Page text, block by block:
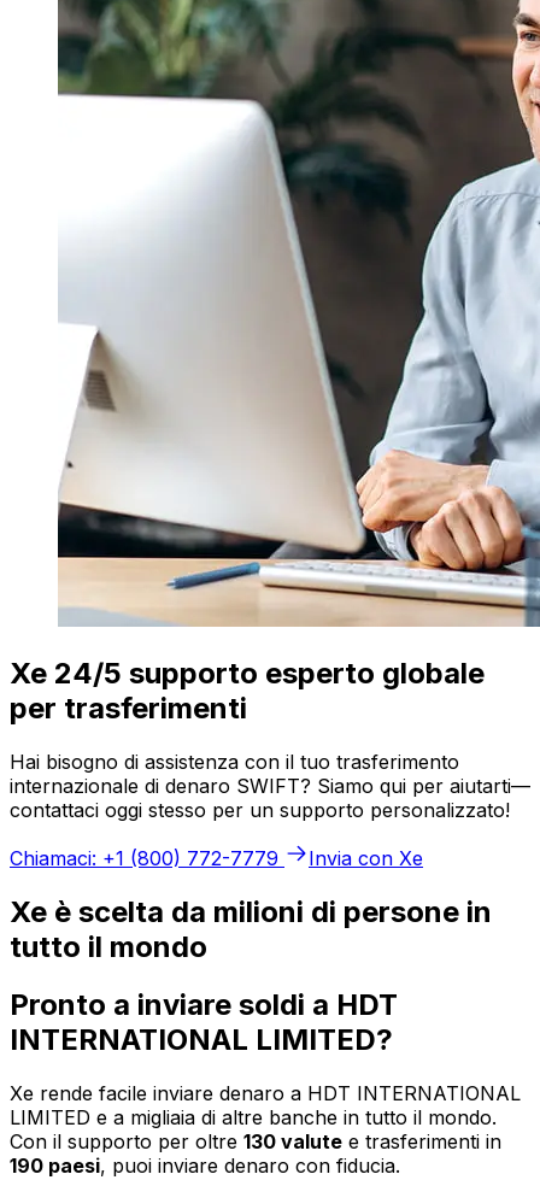
Xe 24/5 supporto esperto globale
per trasferimenti
Hai bisogno di assistenza con il tuo trasferimento
internazionale di denaro SWIFT? Siamo qui per aiutarti—
contattaci oggi stesso per un supporto personalizzato!
Chiamaci: +1 (800) 772-7779
Invia con Xe
Xe è scelta da milioni di persone in
tutto il mondo
Pronto a inviare soldi a HDT
INTERNATIONAL LIMITED?
Xe rende facile inviare denaro a HDT INTERNATIONAL
LIMITED e a migliaia di altre banche in tutto il mondo.
Con il supporto per oltre 130 valute e trasferimenti in
190 paesi, puoi inviare denaro con fiducia.